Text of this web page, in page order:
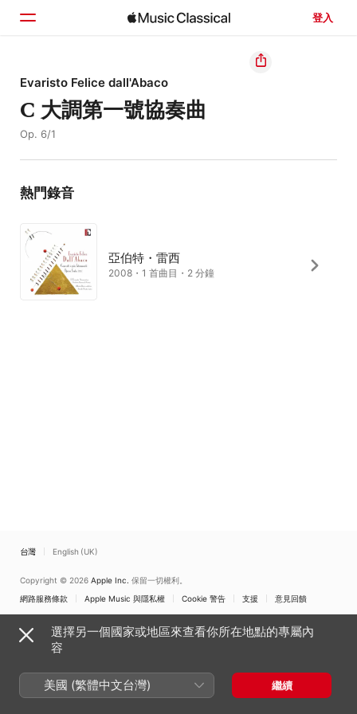
登入
首頁
瀏覽
Evaristo Felice dall'Abaco
C 大調第一號協奏曲
Op. 6/1
熱門錄音
亞伯特・雷西
2008・1 首曲目・2 分鐘
台灣 English (UK)
Copyright © 2026 Apple Inc. 保留一切權利。
網路服務條款
Apple Music 與隱私權 Cookie 警告 支援 意見回饋
選擇另一個國家或地區來查看你所在地點的專屬內
容
美國 (繁體中文台灣) 繼續